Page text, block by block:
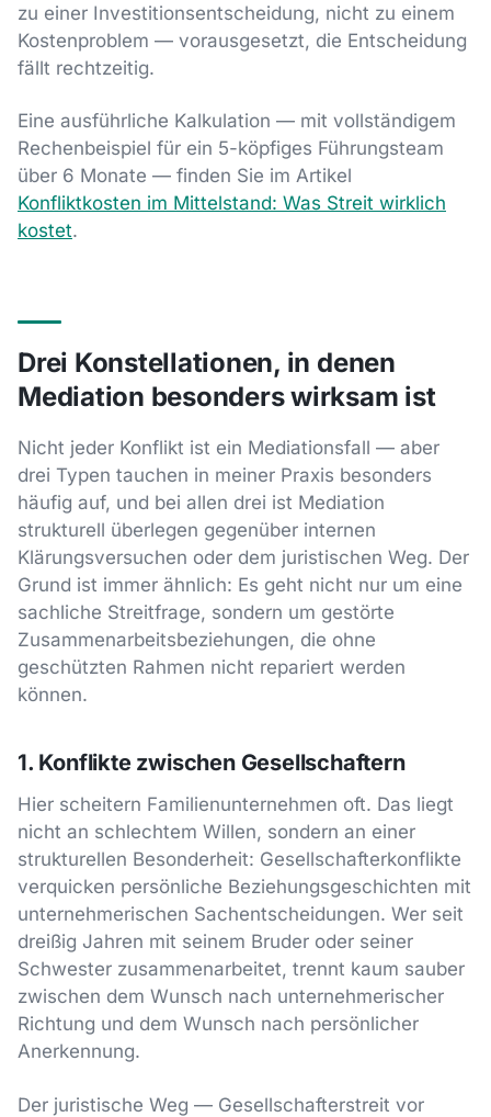
zu einer Investitionsentscheidung, nicht zu einem
Kostenproblem — vorausgesetzt, die Entscheidung
fällt rechtzeitig.
Eine ausführliche Kalkulation — mit vollständigem
Rechenbeispiel für ein 5-köpfiges Führungsteam
über 6 Monate — finden Sie im Artikel
Konfliktkosten im Mittelstand: Was Streit wirklich
kostet.
Drei Konstellationen, in denen
Mediation besonders wirksam ist
Nicht jeder Konflikt ist ein Mediationsfall — aber
drei Typen tauchen in meiner Praxis besonders
häufig auf, und bei allen drei ist Mediation
strukturell überlegen gegenüber internen
Klärungsversuchen oder dem juristischen Weg. Der
Grund ist immer ähnlich: Es geht nicht nur um eine
sachliche Streitfrage, sondern um gestörte
Zusammenarbeitsbeziehungen, die ohne
geschützten Rahmen nicht repariert werden
können.
1. Konflikte zwischen Gesellschaftern
Hier scheitern Familienunternehmen oft. Das liegt
nicht an schlechtem Willen, sondern an einer
strukturellen Besonderheit: Gesellschafterkonflikte
verquicken persönliche Beziehungsgeschichten mit
unternehmerischen Sachentscheidungen. Wer seit
dreißig Jahren mit seinem Bruder oder seiner
Schwester zusammenarbeitet, trennt kaum sauber
zwischen dem Wunsch nach unternehmerischer
Richtung und dem Wunsch nach persönlicher
Anerkennung.
Der juristische Weg — Gesellschafterstreit vor